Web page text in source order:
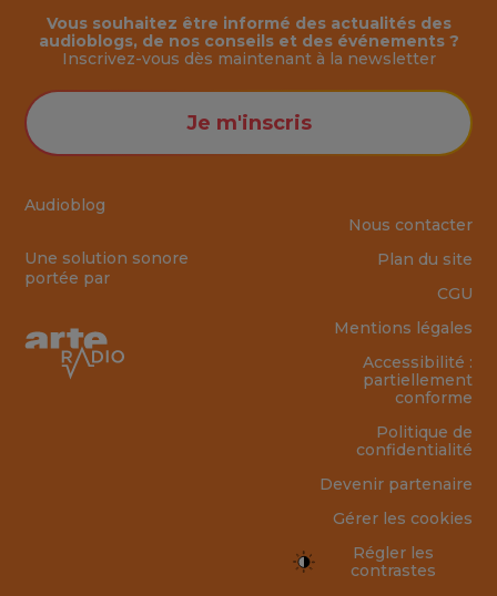
Audioblog
Une solution sonore
portée par
Vous souhaitez être informé des actualités des
audioblogs, de nos conseils et des événements ?
Inscrivez-vous dès maintenant à la newsletter
Je m'inscris
Nous contacter
Plan du site
CGU
Mentions légales
Accessibilité :
partiellement
conforme
Politique de
confidentialité
Devenir partenaire
Gérer les cookies
Régler les
contrastes